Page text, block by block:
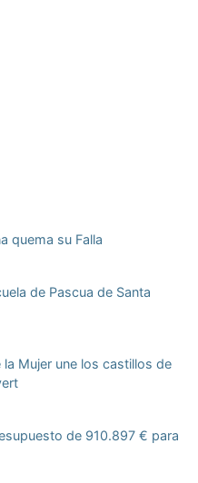
quema su Falla
de Pascua de Santa
Mujer une los castillos de
de 910.897 € para